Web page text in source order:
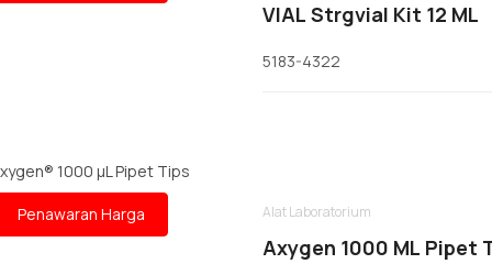
VIAL Strgvial Kit 12 ML
5183-4322
Penawaran Harga Alat Laboratorium
Axygen 1000 ΜL Pipet